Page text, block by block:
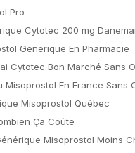
Pro
Cytotec 200 mg
Generique En Pharmacie
Cytotec Bon Marché Sans
Misoprostol En France Sans
Misoprostol Québec
Ça Coûte
Misoprostol Moins